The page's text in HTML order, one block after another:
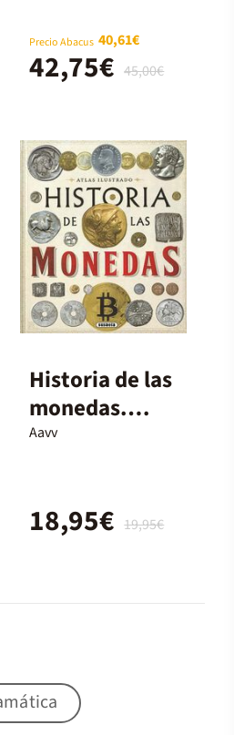
Precio Abacus 40,61€
45,00€
42,75€
Historia de las
monedas.
Desde la
Aavv
19,95€
18,95€